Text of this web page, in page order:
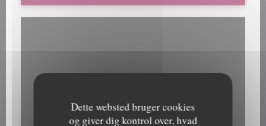
Dette websted bruger cookies
og giver dig kontrol over, hvad